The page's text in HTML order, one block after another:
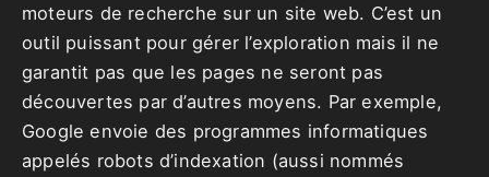
moteurs de recherche sur un site web. C’est un
outil puissant pour gérer l’exploration mais il ne
garantit pas que les pages ne seront pas
découvertes par d’autres moyens. Par exemple,
Google envoie des programmes informatiques
appelés robots d’indexation (aussi nommés